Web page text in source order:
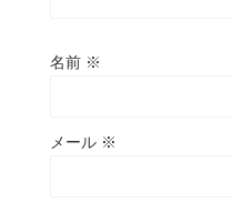
名前 ※
メール ※